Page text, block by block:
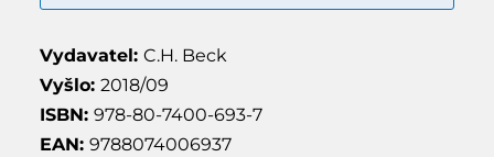
Vydavatel: C.H. Beck
Vyšlo: 2018/09
ISBN: 978-80-7400-693-7
EAN: 9788074006937